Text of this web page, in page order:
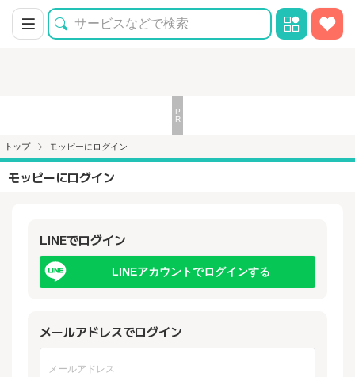
トップ モッピーにログイン
モッピーにログイン
LINEでログイン
LINEアカウントでログインする
メールアドレスでログイン